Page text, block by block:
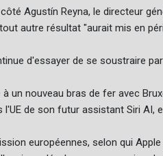
Agustín Reyna, le directeur
autre résultat "aurait mis en
d'essayer de se soustraire
un nouveau bras de fer avec
de son futur assistant Siri AI,
européennes, selon qui